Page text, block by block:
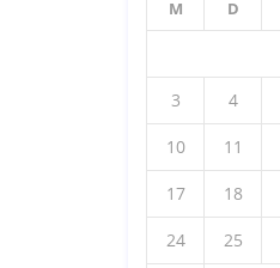
M D
3 4
10 11
17 18
24 25